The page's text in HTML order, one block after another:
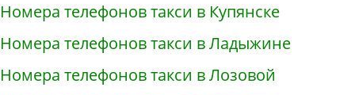
Номера телефонов такси в Купянске
Номера телефонов такси в Ладыжине
Номера телефонов такси в Лозовой